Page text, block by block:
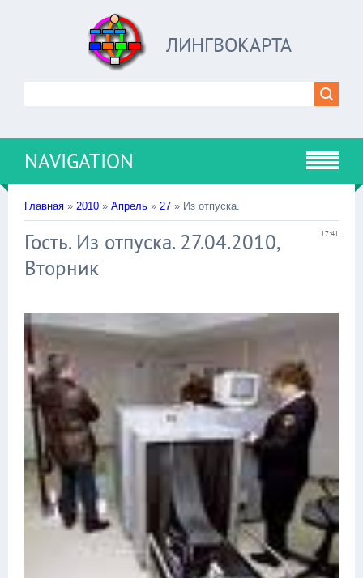
ЛИНГВОКАРТА
NAVIGATION
Главная » 2010 » Апрель » 27 » Из отпуска.
17:41
Гость. Из отпуска. 27.04.2010,
Вторник